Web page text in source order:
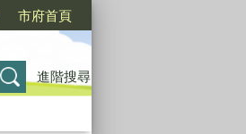
市府首頁
進階搜尋